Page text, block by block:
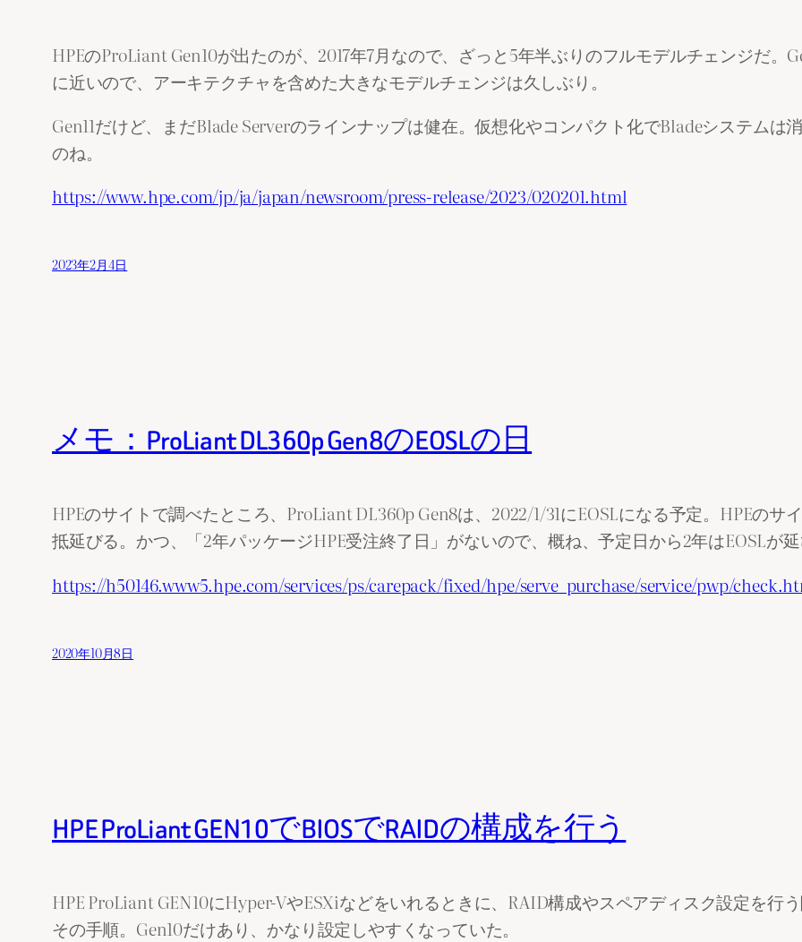
HPEのProLiant Gen10が出たのが、2017年7月なので、ざっと5年半ぶりのフルモデルチェンジだ。
に近いので、アーキテクチャを含めた大きなモデルチェンジは久しぶり。
Gen11だけど、まだBlade Serverのラインナップは健在。仮想化やコンパクト化でBladeシステム
のね。
https://www.hpe.com/jp/ja/japan/newsroom/press-release/2023/020201.html
2023年2月4日
メモ：ProLiant DL360p Gen8のEOSLの日
HPEのサイトで調べたところ、ProLiant DL360p Gen8は、2022/1/31にEOSLになる予定。HPEの
抵延びる。かつ、「2年パッケージHPE受注終了日」がないので、概ね、予定日から2年はEOSLが延
https://h50146.www5.hpe.com/services/ps/carepack/fixed/hpe/serve_purchase/service/pwp/
2020年10月8日
HPE ProLiant GEN10でBIOSでRAIDの構成を行う
HPE ProLiant GEN10にHyper-VやESXiなどをいれるときに、RAID構成やスペアディスク設定を行
その手順。Gen10だけあり、かなり設定しやすくなっていた。